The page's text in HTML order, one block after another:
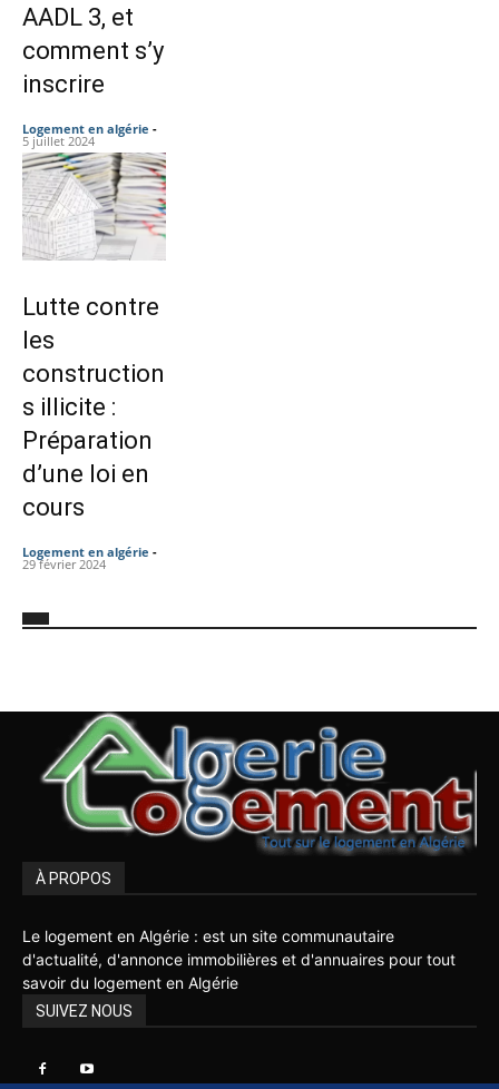
AADL 3, et
comment s’y
inscrire
Logement en algérie -
5 juillet 2024
Lutte contre
les
construction
s illicite :
Préparation
d’une loi en
cours
Logement en algérie -
29 février 2024
À PROPOS
Le logement en Algérie : est un site communautaire
d'actualité, d'annonce immobilières et d'annuaires pour tout
savoir du logement en Algérie
SUIVEZ NOUS